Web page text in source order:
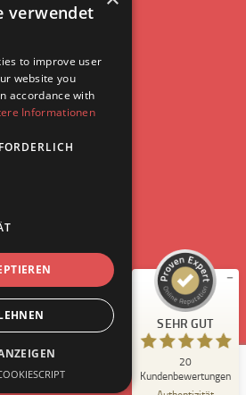
Design & Entwicklung ©r2studio
SEHR GUT
20
Kundenbewertungen
Empfehlungen auf
ProvenExpert.com
5,00
20
Bewertungen auf ProvenExpert.com
Blick aufs ProvenExpert-Profil werfen
29.05.2026
verwendet
to improve user
website you
accordance with
Informationen